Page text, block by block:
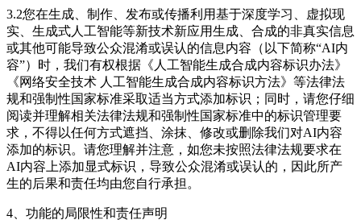
3.2您在生成、制作、发布或传播利用基于深度学习、虚拟现
实、生成式人工智能等新技术新应用生成、合成的非真实信息
或其他可能导致公众混淆或误认的信息内容（以下简称“AI内
容”）时，我们有权根据《人工智能生成合成内容标识办法》
《网络安全技术 人工智能生成合成内容标识方法》等法律法
规和强制性国家标准采取适当方式添加标识；同时，请您仔细
阅读并理解相关法律法规和强制性国家标准中的标识管理要
求，不得以任何方式遮挡、涂抹、修改或删除我们对AI内容
添加的标识。请您理解并注意，如您未按照法律法规要求在
AI内容上添加显式标识，导致公众混淆或误认的，因此所产
生的后果和责任均由您自行承担。
4、功能的局限性和责任声明